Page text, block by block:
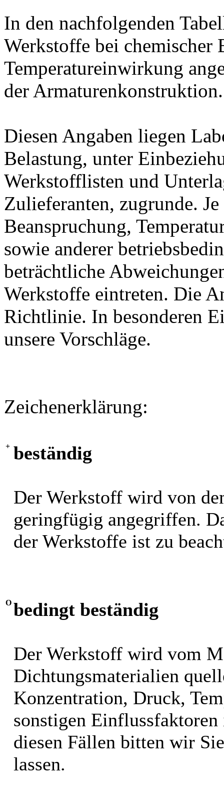
In den nachfolgenden
Werkstoffe bei chemischer
Temperatureinwirkung
der Armaturenkonstruktion.
Diesen Angaben liegen
Belastung, unter
Werkstofflisten und
Zulieferanten, zugrunde.
Beanspruchung,
sowie anderer
beträchtliche
Werkstoffe eintreten. Die
Richtlinie. In besonderen
unsere Vorschläge.
Zeichenerklärung:
+ beständig
Der Werkstoff wird von
geringfügig angegriffen.
der Werkstoffe ist zu
O bedingt beständig
Der Werkstoff wird vom
Dichtungsmaterialien
Konzentration, Druck,
sonstigen
diesen Fällen bitten wir
lassen.